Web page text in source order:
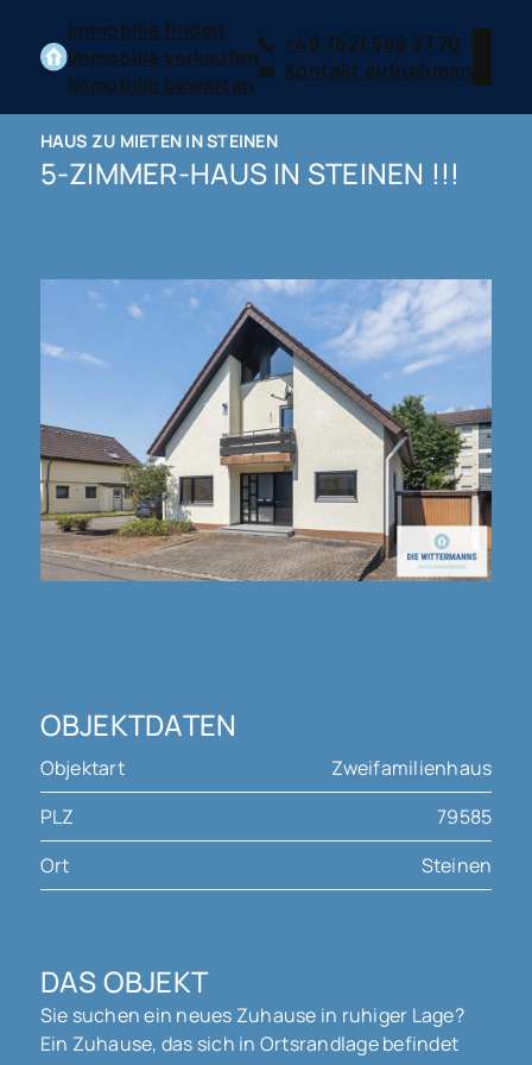
Immobilie finden
Immobilie verkaufen
Immobilie bewerten
+49 7621 588 37 70
Kontakt aufnehmen
HAUS ZU MIETEN IN STEINEN
5-ZIMMER-HAUS IN STEINEN !!!
OBJEKTDATEN
Objektart
Zweifamilienhaus
PLZ
79585
Ort
Steinen
DAS OBJEKT
Sie suchen ein neues Zuhause in ruhiger Lage?
Ein Zuhause, das sich in Ortsrandlage befindet